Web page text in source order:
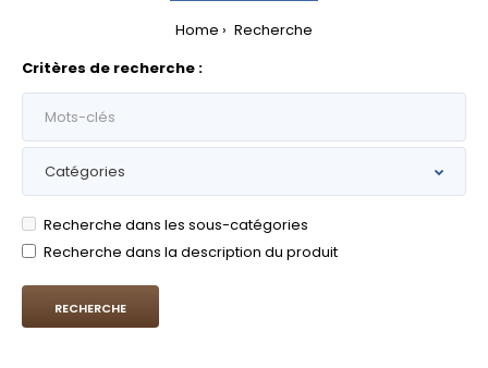
Home
Recherche
Critères de recherche :
Recherche dans les sous-catégories
Recherche dans la description du produit